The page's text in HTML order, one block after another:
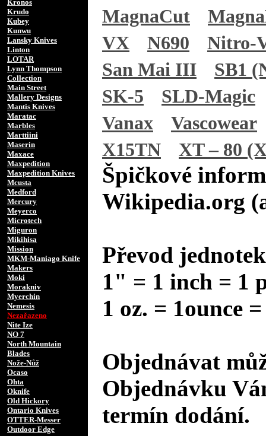
Kronos
Krudo
Kubey
Kunwu
Lansky Knives
Linton
LOTAR
Lynn Thompson
Collection
Main Street
Mallery Designs
Mantis Knives
Maratac
Marbles
Marttiini
Maserin
Maxace
Maxpedition
Maxpedition Knives
Mcusta
Medford
Mercury
Meyerco
Microtech
Miguron
Mikihisa
Mission
MKM-Maniago Knife
Makers
Moki
Morakniv
Myerchin
Nemesis
Nezařazeno
Nite Ize
NO 7
North Mountain
Blades
Nože-Nůž
Ocaso
Ohta
Oknife
Old Hickory
Ontario Knives
OTTER-Messer
Outdoor Edge
MagnaCut
VX
N690
Nitro-
San Mai III
SB1
SK-5
SLD-Magic
Vanax
Vascowear
X15TN
XT – 80
Špičkové
Wikipedia.org
Převod
1" = 1 inch = 1
1 oz. = 1ounce
Objednávat
Objednávku
termín dodání.